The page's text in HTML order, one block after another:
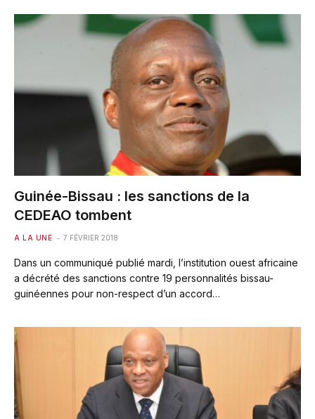
Guinée-Bissau : les sanctions de la
CEDEAO tombent
A LA UNE 7 FÉVRIER 2018
Dans un communiqué publié mardi, l’institution ouest africaine
a décrété des sanctions contre 19 personnalités bissau-
guinéennes pour non-respect d’un accord…